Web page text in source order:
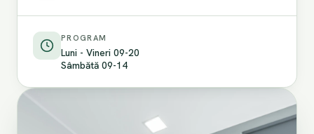
PROGRAM
Luni - Vineri 09-20
Sâmbătă 09-14